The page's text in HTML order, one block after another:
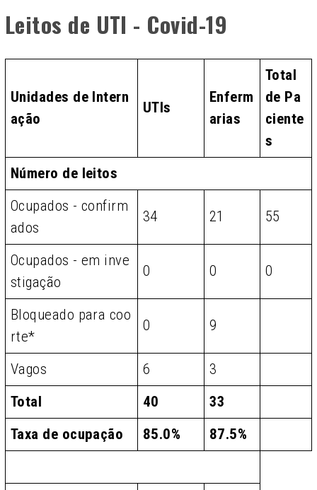
Leitos de UTI - Covid-19
Unidades de Intern
ação
UTIs
Enferm
arias
Total
de Pa
ciente
s
Número de leitos
Ocupados - confirm
ados
34 21 55
Ocupados - em inve
stigação
0 0 0
Bloqueado para coo
rte*
0 9
Vagos 6
3
Total
40
33
Taxa de ocupação
85.0% 87.5%